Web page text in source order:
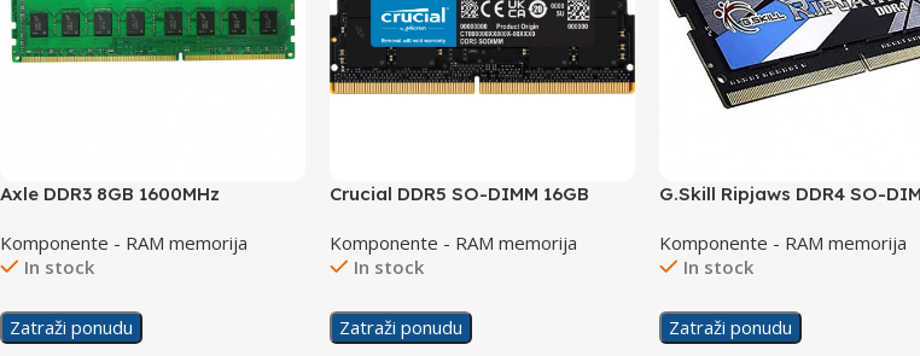
Axle DDR3 8GB 1600MHz
Komponente - RAM memorija
In stock
Zatraži ponudu
Crucial DDR5 SO-DIMM 16GB
Komponente - RAM memorija
In stock
Zatraži ponudu
G.Skill Ripjaws DDR4 SO-
Komponente - RAM memorija
In stock
Zatraži ponudu